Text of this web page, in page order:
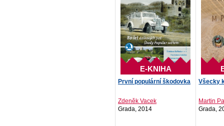
E-KNIHA
První populární škodovka
Zdeněk Vacek
Grada, 2014
Všecky
Martin
Grada,